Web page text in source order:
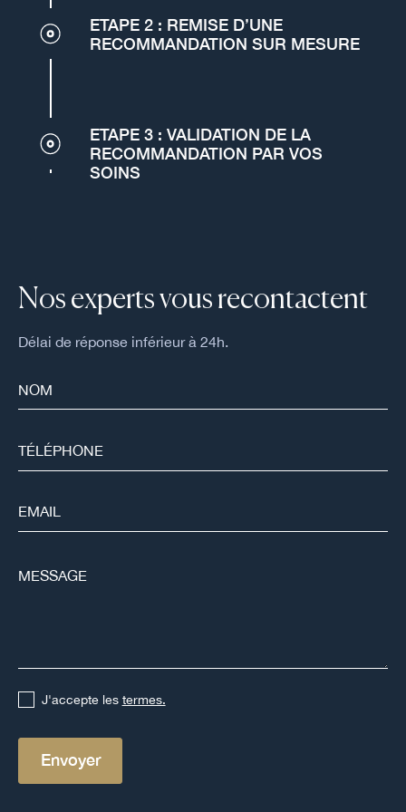
ETAPE 2 : REMISE D’UNE
RECOMMANDATION SUR MESURE
ETAPE 3 : VALIDATION DE LA
RECOMMANDATION PAR VOS
SOINS
Nos experts vous recontactent
Délai de réponse inférieur à 24h.
J'accepte les termes.